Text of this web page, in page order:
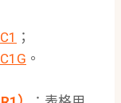
；
。